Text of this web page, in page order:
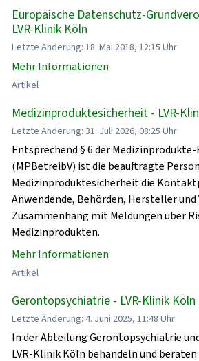
Europäische Datenschutz-
LVR-Klinik Köln
Letzte Änderung: 18. Mai 2018, 12:15 Uhr
Mehr Informationen
Artikel
Medizinproduktesicherheit - LVR-
Letzte Änderung: 31. Juli 2026, 08:25 Uhr
Entsprechend § 6 der
(MPBetreibV) ist die beauftragte
Medizinproduktesicherheit die
Anwendende, Behörden, Hersteller
Zusammenhang mit Meldungen über
Medizinprodukten.
Mehr Informationen
Artikel
Gerontopsychiatrie - LVR-Klinik Köln
Letzte Änderung: 4. Juni 2025, 11:48 Uhr
In der Abteilung Gerontopsychiatrie
LVR-Klinik Köln behandeln und